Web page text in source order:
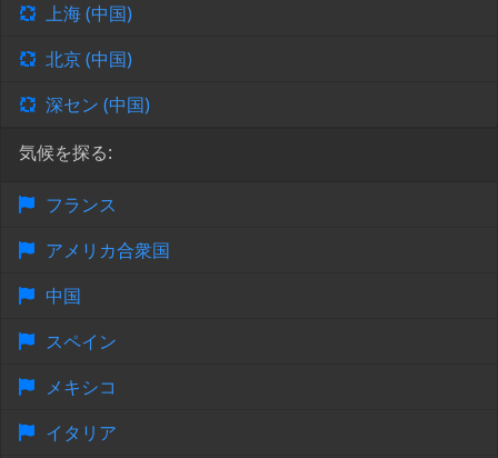
上海 (中国)
北京 (中国)
深セン (中国)
気候を探る:
フランス
アメリカ合衆国
中国
スペイン
メキシコ
イタリア